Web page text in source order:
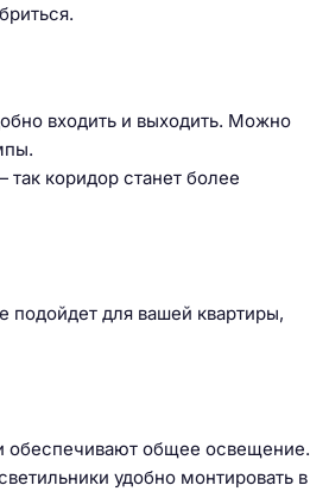
входить и выходить. Можно
коридор станет более
подойдет для вашей квартиры,
обеспечивают общее освещение.
удобно монтировать в